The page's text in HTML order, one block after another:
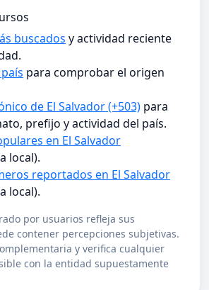
buscados y actividad reciente
para comprobar el origen
de El Salvador (+503) para
prefijo y actividad del país.
en El Salvador
local).
reportados en El Salvador
local).
por usuarios refleja sus
contener percepciones subjetivas.
y verifica cualquier
con la entidad supuestamente